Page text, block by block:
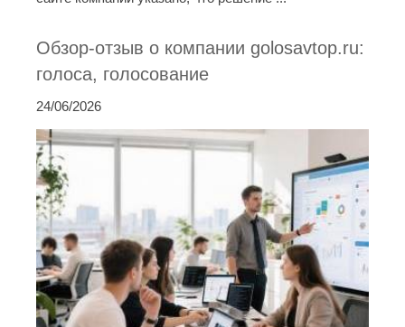
Обзор-отзыв о компании golosavtop.ru:
голоса, голосование
24/06/2026